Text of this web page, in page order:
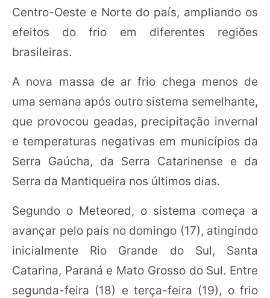
Centro-Oeste e Norte do país, ampliando os
efeitos do frio em diferentes regiões
brasileiras.
A nova massa de ar frio chega menos de
uma semana após outro sistema semelhante,
que provocou geadas, precipitação invernal
e temperaturas negativas em municípios da
Serra Gaúcha, da Serra Catarinense e da
Serra da Mantiqueira nos últimos dias.
Segundo o Meteored, o sistema começa a
avançar pelo país no domingo (17), atingindo
inicialmente Rio Grande do Sul, Santa
Catarina, Paraná e Mato Grosso do Sul. Entre
segunda-feira (18) e terça-feira (19), o frio